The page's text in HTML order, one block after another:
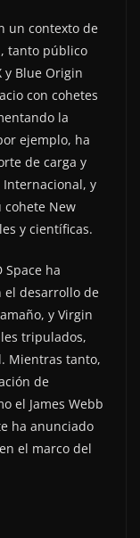
un contexto de
tanto público
y Blue Origin
con cohetes
la
ejemplo, ha
de carga y
Internacional, y
New
y científicas.
Space ha
el desarrollo de
y Virgin
tripulados,
Mientras tanto,
de
el James Webb
ha anunciado
el marco del